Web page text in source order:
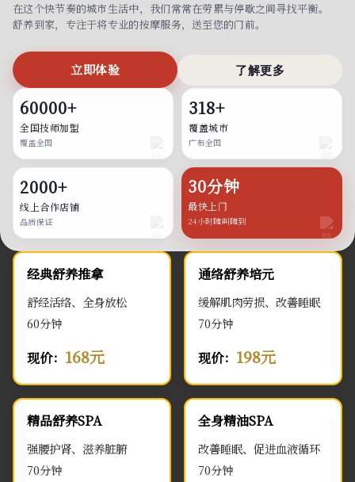
在这个快节奏的城市生活中，我们常常在劳累与停歇之间寻找平衡。
舒养到家，专注于将专业的按摩服务，送至您的门前。
立即体验 了解更多
60000+
全国技师加盟
覆盖全国
318+
覆盖城市
广布全国
2000+
线上合作店铺
品质保证
30分钟
最快上门
24小时随叫随到
经典舒养推拿
舒经活络、全身放松
60分钟
现价： 168元
通络舒养培元
缓解肌肉劳损、改善睡眠
70分钟
现价： 198元
精品舒养SPA
强腰护肾、滋养脏腑
70分钟
全身精油SPA
改善睡眠、促进血液循环
70分钟